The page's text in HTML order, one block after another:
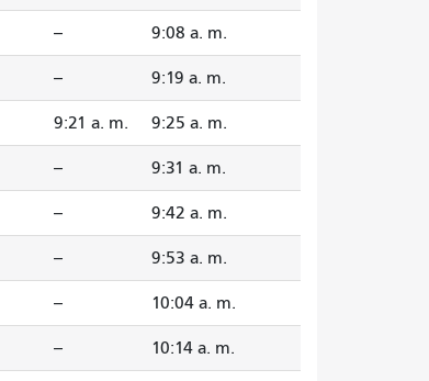
-- 9:08 a. m.
-- 9:19 a. m.
9:21 a. m. 9:25 a. m.
-- 9:31 a. m.
-- 9:42 a. m.
-- 9:53 a. m.
-- 10:04 a. m.
-- 10:14 a. m.